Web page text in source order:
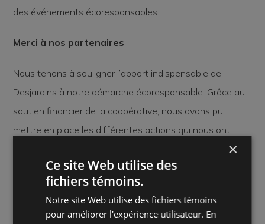
des événements écoresponsables.
Merci à nos partenaires
Nous tenons à souligner l’apport indispensable de
Desjardins à notre démarche écoresponsable. Grâce au
soutien financier de la coopérative, nous avons pu
mettre en place les différentes actions qui nous ont
permis d’aller chercher notre accréditation bronze il y a
deux ans, puis argent aujourd’hui. Nous remercions
également Fabienne Daneau, Pierre-Luc Duguay et
toute l’équipe de La Grange à Houblon pour leur
×
Ce site Web utilise des
fichiers témoins.
Notre site Web utilise des fichiers témoins
pour améliorer l'expérience utilisateur. En